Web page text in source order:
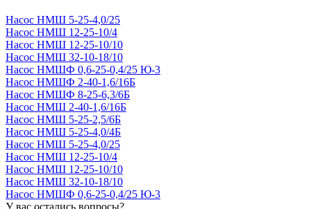
Насос НМШ 5-25-4,0/25
Насос НМШ 12-25-10/4
Насос НМШ 12-25-10/10
Насос НМШ 32-10-18/10
Насос НМШФ 0,6-25-0,4/25 Ю-3
Насос НМШФ 2-40-1,6/16Б
Насос НМШФ 8-25-6,3/6Б
Насос НМШ 2-40-1,6/16Б
Насос НМШ 5-25-2,5/6Б
Насос НМШ 5-25-4,0/4Б
Насос НМШ 5-25-4,0/25
Насос НМШ 12-25-10/4
Насос НМШ 12-25-10/10
Насос НМШ 32-10-18/10
Насос НМШФ 0,6-25-0,4/25 Ю-3
У вас остались вопросы?